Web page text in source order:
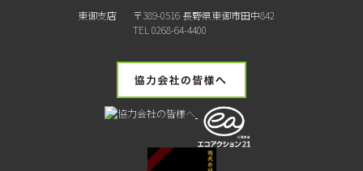
東御支店
〒389-0516 長野県東御市田中842
TEL 0268-64-4400